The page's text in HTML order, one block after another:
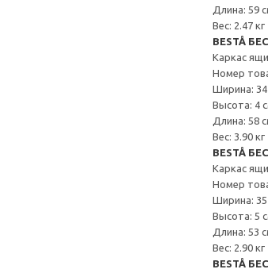
Длина: 59
Вес: 2.47 кг
BESTÅ
Каркас
Номер
Ширина: 34
Высота: 4
Длина: 58
Вес: 3.90 кг
BESTÅ
Каркас
Номер
Ширина: 35
Высота: 5
Длина: 53
Вес: 2.90 кг
BESTÅ